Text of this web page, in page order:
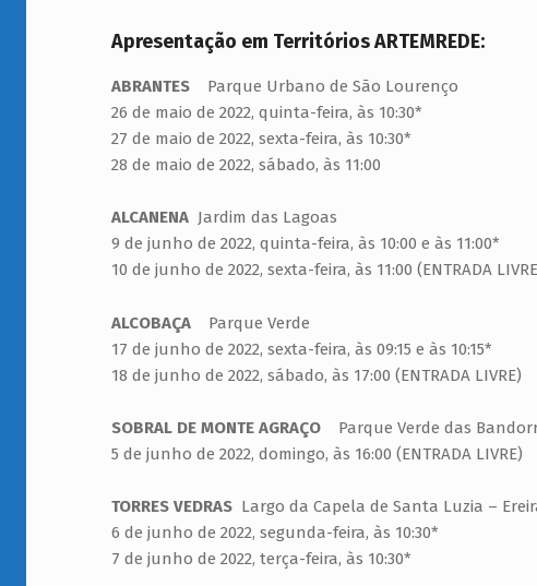
Apresentação em Territórios ARTEMREDE:
ABRANTES Parque Urbano de São Lourenço
26 de maio de 2022, quinta-feira, às 10:30*
27 de maio de 2022, sexta-feira, às 10:30*
28 de maio de 2022, sábado, às 11:00
ALCANENA Jardim das Lagoas
9 de junho de 2022, quinta-feira, às 10:00 e às 11:00*
10 de junho de 2022, sexta-feira, às 11:00 (ENTRADA
ALCOBAÇA Parque Verde
17 de junho de 2022, sexta-feira, às 09:15 e às 10:15*
18 de junho de 2022, sábado, às 17:00 (ENTRADA LIVRE)
SOBRAL DE MONTE AGRAÇO
Parque Verde das
5 de junho de 2022, domingo, às 16:00 (ENTRADA LIVRE)
TORRES VEDRAS Largo da Capela de Santa Luzia –
6 de junho de 2022, segunda-feira, às 10:30*
7 de junho de 2022, terça-feira, às 10:30*